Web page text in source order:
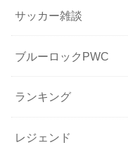
サッカー雑談
ブルーロックPWC
ランキング
レジェンド